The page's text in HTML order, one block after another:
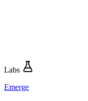
Labs
Emerge